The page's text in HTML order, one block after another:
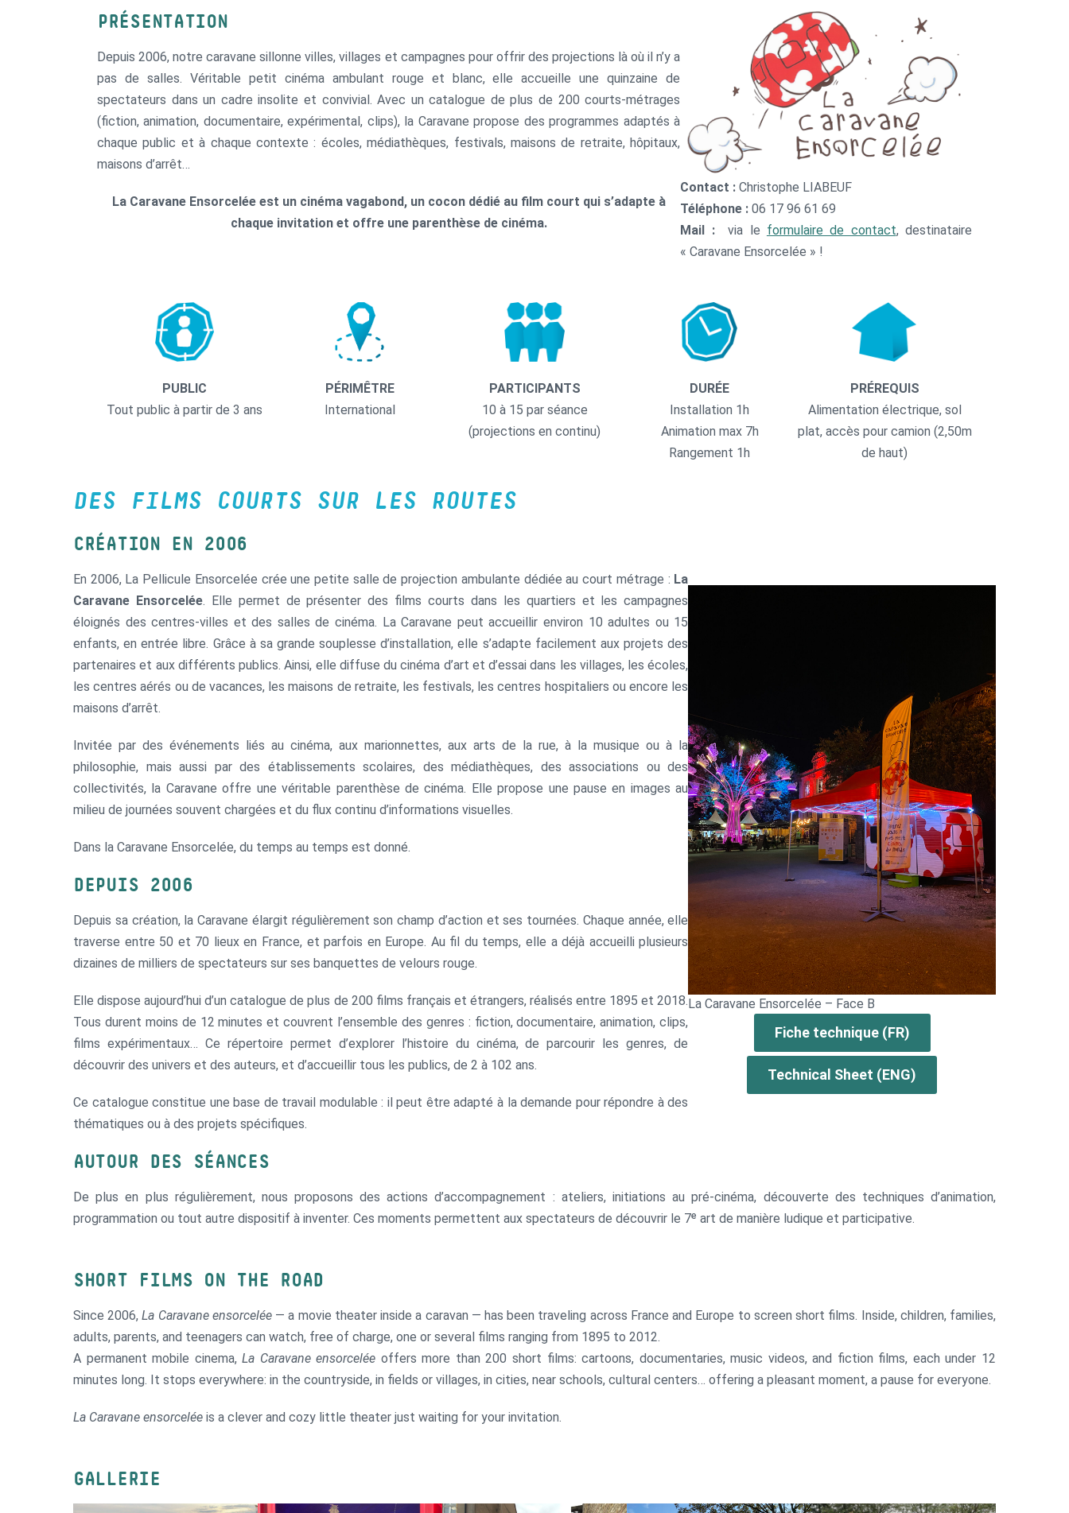
PRÉSENTATION
Depuis 2006, notre caravane sillonne villes, villages et campagnes pour offrir des projections là où il n’y a
pas de salles. Véritable petit cinéma ambulant rouge et blanc, elle accueille une quinzaine de
spectateurs dans un cadre insolite et convivial. Avec un catalogue de plus de 200 courts-métrages
(fiction, animation, documentaire, expérimental, clips), la Caravane propose des programmes adaptés à
chaque public et à chaque contexte : écoles, médiathèques, festivals, maisons de retraite, hôpitaux,
maisons d’arrêt…
La Caravane Ensorcelée est un cinéma vagabond, un cocon dédié au film court qui s’adapte à
chaque invitation et offre une parenthèse de cinéma.
Contact : Christophe LIABEUF
Téléphone : 06 17 96 61 69
Mail :
via le formulaire de contact, destinataire
« Caravane Ensorcelée » !
PUBLIC
Tout public à partir de 3 ans
PÉRIMÊTRE
International
PARTICIPANTS
10 à 15 par séance
(projections en continu)
DURÉE
Installation 1h
Animation max 7h
Rangement 1h
PRÉREQUIS
Alimentation électrique, sol
plat, accès pour camion (2,50m
de haut)
DES FILMS COURTS SUR LES ROUTES
CRÉATION EN 2006
En 2006, La Pellicule Ensorcelée crée une petite salle de projection ambulante dédiée au court métrage : La
Caravane Ensorcelée. Elle permet de présenter des films courts dans les quartiers et les campagnes
éloignés des centres‑villes et des salles de cinéma. La Caravane peut accueillir environ 10 adultes ou 15
enfants, en entrée libre. Grâce à sa grande souplesse d’installation, elle s’adapte facilement aux projets des
partenaires et aux différents publics. Ainsi, elle diffuse du cinéma d’art et d’essai dans les villages, les écoles,
les centres aérés ou de vacances, les maisons de retraite, les festivals, les centres hospitaliers ou encore les
maisons d’arrêt.
Invitée par des événements liés au cinéma, aux marionnettes, aux arts de la rue, à la musique ou à la
philosophie, mais aussi par des établissements scolaires, des médiathèques, des associations ou des
collectivités, la Caravane offre une véritable parenthèse de cinéma. Elle propose une pause en images au
milieu de journées souvent chargées et du flux continu d’informations visuelles.
Dans la Caravane Ensorcelée, du temps au temps est donné.
DEPUIS 2006
Depuis sa création, la Caravane élargit régulièrement son champ d’action et ses tournées. Chaque année, elle
traverse entre 50 et 70 lieux en France, et parfois en Europe. Au fil du temps, elle a déjà accueilli plusieurs
dizaines de milliers de spectateurs sur ses banquettes de velours rouge.
Elle dispose aujourd’hui d’un catalogue de plus de 200 films français et étrangers, réalisés entre 1895 et 2018.
Tous durent moins de 12 minutes et couvrent l’ensemble des genres : fiction, documentaire, animation, clips,
films expérimentaux… Ce répertoire permet d’explorer l’histoire du cinéma, de parcourir les genres, de
découvrir des univers et des auteurs, et d’accueillir tous les publics, de 2 à 102 ans.
Ce catalogue constitue une base de travail modulable : il peut être adapté à la demande pour répondre à des
thématiques ou à des projets spécifiques.
La Caravane Ensorcelée – Face B
Fiche technique (FR)
Technical Sheet (ENG)
AUTOUR DES SÉANCES
De plus en plus régulièrement, nous proposons des actions d’accompagnement : ateliers, initiations au pré‑cinéma, découverte des techniques d’animation,
programmation ou tout autre dispositif à inventer. Ces moments permettent aux spectateurs de découvrir le 7ᵉ art de manière ludique et participative.
SHORT FILMS ON THE ROAD
Since 2006,La Caravane ensorcelée— a movie theater inside a caravan — has been traveling across France and Europe to screen short films. Inside, children, families,
adults, parents, and teenagers can watch, free of charge, one or several films ranging from 1895 to 2012.
A permanent mobile cinema,La Caravane ensorcelée offers more than 200 short films: cartoons, documentaries, music videos, and fiction films, each under 12
minutes long. It stops everywhere: in the countryside, in fields or villages, in cities, near schools, cultural centers… offering a pleasant moment, a pause for everyone.
La Caravane ensorcelée is a clever and cozy little theater just waiting for your invitation.
GALLERIE